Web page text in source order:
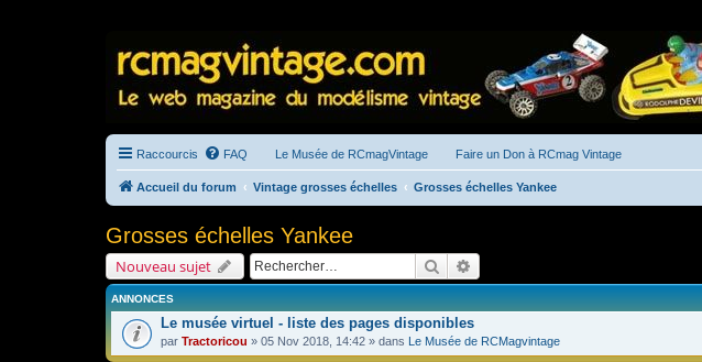
Raccourcis FAQ Le Musée de RCmagVintage Faire un Don à RCmag Vintage
Accueil du forum Vintage grosses échelles Grosses échelles Yankee
Grosses échelles Yankee
Nouveau sujet Rechercher
ANNONCES
Le musée virtuel - liste des pages disponibles
par Tractoricou » 05 Nov 2018, 14:42 » dans Le Musée de RCMagvintage